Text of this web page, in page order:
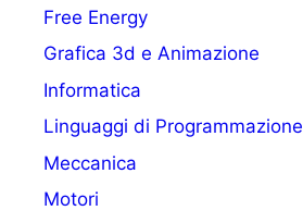
Free Energy
Grafica 3d e Animazione
Informatica
Linguaggi di Programmazione
Meccanica
Motori